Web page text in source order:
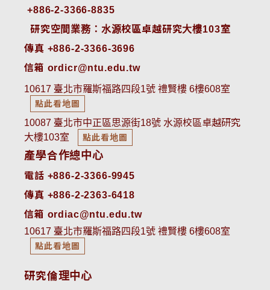
+886-2-3366-8835
研究空間業務：水源校區卓越研究大樓103室
傳真 +886-2-3366-3696
信箱 ordicr@ntu.edu.tw
10617 臺北市羅斯福路四段1號 禮賢樓 6樓608室
點此看地圖
10087 臺北市中正區思源街18號 水源校區卓越研究
大樓103室
點此看地圖
產學合作總中心
電話 +886-2-3366-9945
傳真 +886-2-2363-6418
信箱 ordiac@ntu.edu.tw
10617 臺北市羅斯福路四段1號 禮賢樓 6樓608室
點此看地圖
研究倫理中心